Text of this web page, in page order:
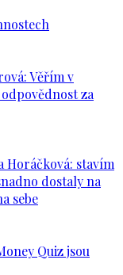
Věřím v
za
stavím
dostaly na
sebe
Quiz jsou